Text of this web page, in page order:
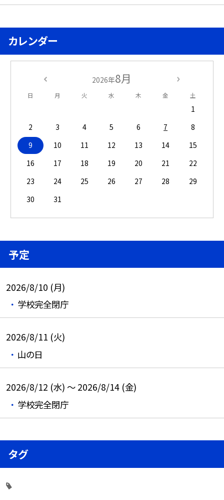
カレンダー
2026年8月
日 月 火 水 木 金 土
1
2
3 4 5 6 7
8
9
10 11 12 13 14
15
16
17 18 19 20 21
22
23
24 25 26 27 28
29
30
31
予定
2026/8/10 (月)
学校完全閉庁
2026/8/11 (火)
山の日
2026/8/12 (水) ～ 2026/8/14 (金)
学校完全閉庁
タグ